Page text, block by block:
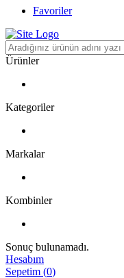
Favoriler
Ürünler
Kategoriler
Markalar
Kombinler
Sonuç bulunamadı.
Hesabım
Sepetim (0)